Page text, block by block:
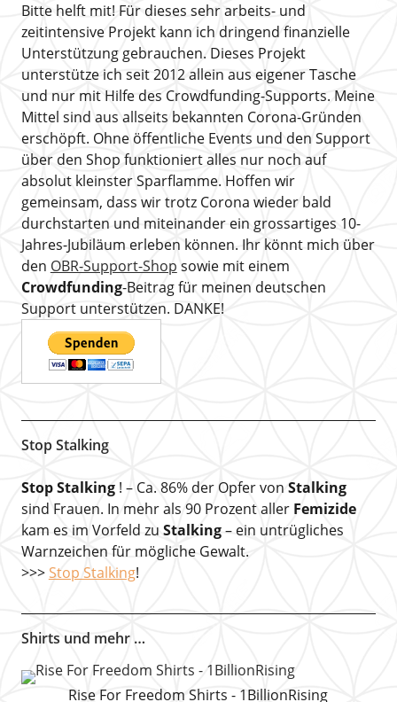
Bitte helft mit! Für dieses sehr arbeits- und
zeitintensive Projekt kann ich dringend finanzielle
Unterstützung gebrauchen. Dieses Projekt
unterstütze ich seit 2012 allein aus eigener Tasche
und nur mit Hilfe des Crowdfunding-Supports. Meine
Mittel sind aus allseits bekannten Corona-Gründen
erschöpft. Ohne öffentliche Events und den Support
über den Shop funktioniert alles nur noch auf
absolut kleinster Sparflamme. Hoffen wir
gemeinsam, dass wir trotz Corona wieder bald
durchstarten und miteinander ein grossartiges 10-
Jahres-Jubiläum erleben können. Ihr könnt mich über
den OBR-Support-Shop sowie mit einem
Crowdfunding-Beitrag für meinen deutschen
Support unterstützen. DANKE!
Stop Stalking
Stop Stalking! – Ca. 86% der Opfer von Stalking
sind Frauen. In mehr als 90 Prozent aller Femizide
kam es im Vorfeld zu Stalking– ein untrügliches
Warnzeichen für mögliche Gewalt.
>>> Stop Stalking!
Shirts und mehr …
Rise For Freedom Shirts - 1BillionRising